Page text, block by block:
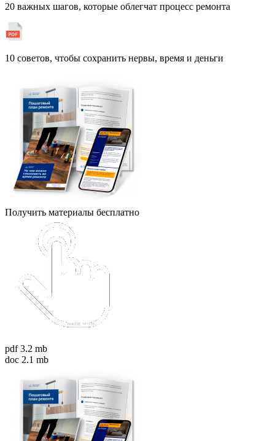
20 важных шагов, которые облегчат процесс ремонта
10 советов, чтобы сохранить нервы, время и деньги
Получить материалы бесплатно
pdf 3.2 mb
doc 2.1 mb